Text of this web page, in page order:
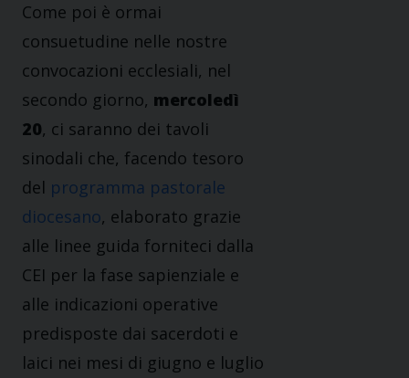
Come poi è ormai
consuetudine nelle nostre
convocazioni ecclesiali, nel
secondo giorno, mercoledì
20, ci saranno dei tavoli
sinodali che, facendo tesoro
del programma pastorale
diocesano, elaborato grazie
alle linee guida forniteci dalla
CEI per la fase sapienziale e
alle indicazioni operative
predisposte dai sacerdoti e
laici nei mesi di giugno e luglio